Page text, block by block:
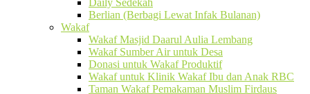
Daily Sedekah
Berlian (Berbagi Lewat Infak Bulanan)
Wakaf
Wakaf Masjid Daarul Aulia Lembang
Wakaf Sumber Air untuk Desa
Donasi untuk Wakaf Produktif
Wakaf untuk Klinik Wakaf Ibu dan Anak RBC
Taman Wakaf Pemakaman Muslim Firdaus